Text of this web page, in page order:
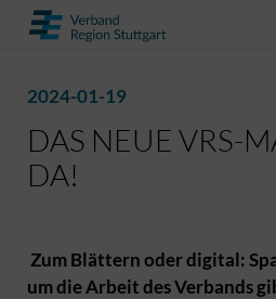
2024-01-19
DAS NEUE VRS-
DA!
Zum Blättern oder digital:
um die Arbeit des Verbands